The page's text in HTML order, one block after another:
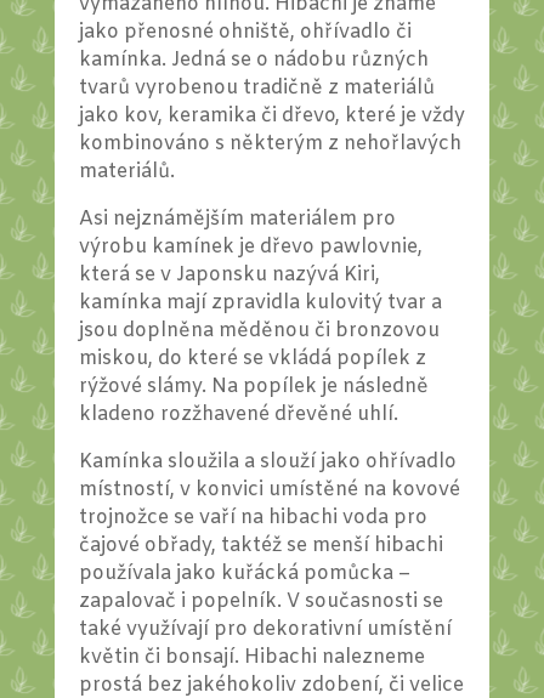
jako přenosné ohniště, ohřívadlo či
kamínka. Jedná se o nádobu různých
tvarů vyrobenou tradičně z materiálů
jako kov, keramika či dřevo, které je vždy
kombinováno s některým z nehořlavých
materiálů.
Asi nejznámějším materiálem pro
výrobu kamínek je dřevo pawlovnie,
která se v Japonsku nazývá Kiri,
kamínka mají zpravidla kulovitý tvar a
jsou doplněna měděnou či bronzovou
miskou, do které se vkládá popílek z
rýžové slámy. Na popílek je následně
kladeno rozžhavené dřevěné uhlí.
Kamínka sloužila a slouží jako ohřívadlo
místností, v konvici umístěné na kovové
trojnožce se vaří na hibachi voda pro
čajové obřady, taktéž se menší hibachi
používala jako kuřácká pomůcka –
zapalovač i popelník. V současnosti se
také využívají pro dekorativní umístění
květin či bonsají. Hibachi nalezneme
prostá bez jakéhokoliv zdobení, či velice